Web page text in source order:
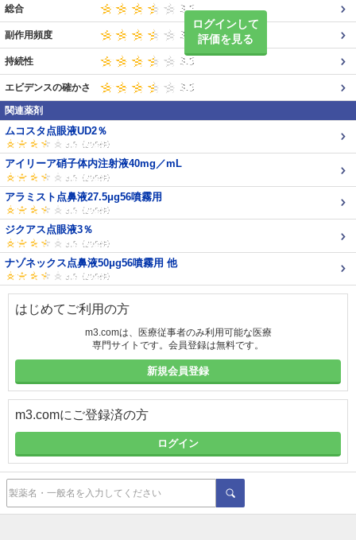
ログインして
評価を見る
総合
副作用頻度
持続性
エビデンスの確かさ
関連薬剤
ムコスタ点眼液UD2％
アイリーア硝子体内注射液40mg／mL
アラミスト点鼻液27.5μg56噴霧用
ジクアス点眼液3％
ナゾネックス点鼻液50μg56噴霧用 他
はじめてご利用の方
m3.comは、医療従事者のみ利用可能な医療
専門サイトです。会員登録は無料です。
新規会員登録
m3.comにご登録済の方
ログイン